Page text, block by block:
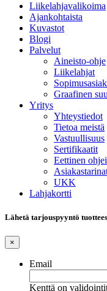
Liikelahjavalikoima
Ajankohtaista
Kuvastot
Blogi
Palvelut
Aineisto-ohje
Liikelahjat
Graafinen
Yritys
Yhteystiedot
Tietoa meistä
Vastuullisuus
Sertifikaatit
Eettinen
UKK
Lahjakortti
Lähetä tarjouspyyntö
×
Email
Kenttä on